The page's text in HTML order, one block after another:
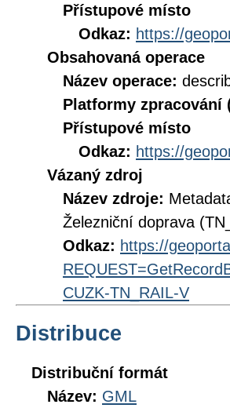
Přístupové místo
Odkaz: https://
Obsahovaná operace
Název operace:
Platformy zpracování
Přístupové místo
Odkaz: https://
Vázaný zdroj
Název zdroje:
Železniční doprava
Odkaz: https://
CUZK-TN_RAIL-V
Distribuce
Distribuční formát
Název: GML